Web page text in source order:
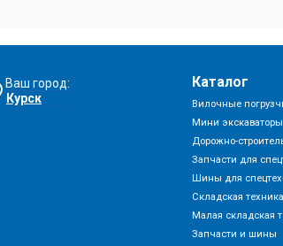
Ваш город:
Курск
Каталог
Вилочные
Мини экскаваторы
Дорожно-
Запчасти для
Шины для
Складская техника
Малая складская
Запчасти и шины